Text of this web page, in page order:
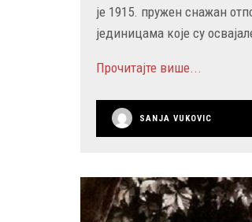
је 1915. пружен снажан
јединицама које су
Прочитајте више...
SANJA VUKOVIC